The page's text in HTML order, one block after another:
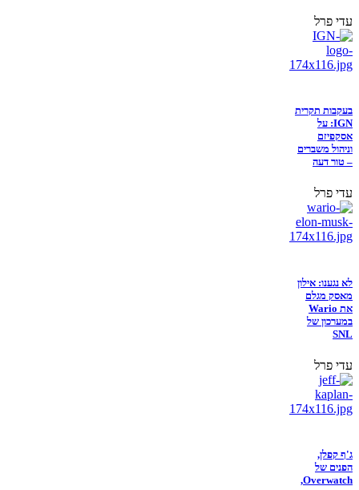
עדי פרל
בעקבות תקרית
IGN: על
אסקפיזם
וניהול משברים
– טור דעה
עדי פרל
לא נגענו: אילון
מאסק מגלם
את Wario
במערכון של
SNL
עדי פרל
ג'ף קפלן,
הפנים של
Overwatch,